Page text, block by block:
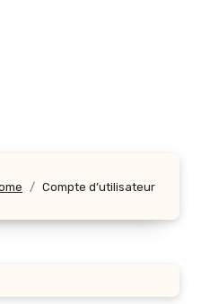
Compte d’utilisateur